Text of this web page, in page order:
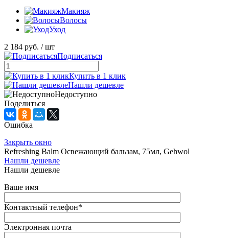
Макияж
Волосы
Уход
2 184 руб. / шт
Подписаться
Купить в 1 клик
Нашли дешевле
Недоступно
Поделиться
Ошибка
Закрыть окно
Refreshing Balm Освежающий бальзам, 75мл, Gehwol
Нашли дешевле
Нашли дешевле
Ваше имя
Контактный телефон*
Электронная почта